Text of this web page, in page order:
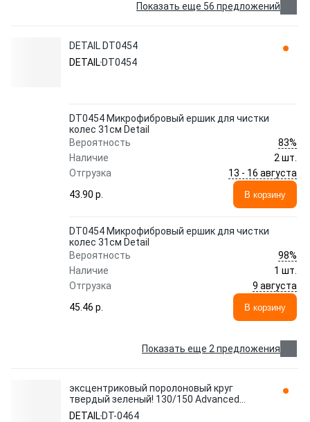
Показать еще 56 предложений
DETAIL DT0454
DETAIL DT0454
DT0454 Микрофибровый ершик для чистки
колес 31см Detail
Вероятность
83%
Наличие
2 шт.
Отгрузка
13 - 16 августа
43.90 p.
В корзину
DT0454 Микрофибровый ершик для чистки
колес 31см Detail
Вероятность
98%
Наличие
1 шт.
Отгрузка
9 августа
45.46 p.
В корзину
Показать еще 2 предложения
эксцентриковый поролоновый круг
твердый зеленый! 130/150 Advanced
Series\ DT-0464 DETAIL
DETAIL DT-0464